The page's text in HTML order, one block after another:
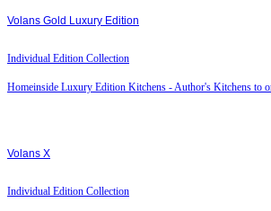
Volans Gold Luxury Edition
Individual Edition Collection
Homeinside Luxury Edition Kitchens - Author's Kitchens to
Volans X
Individual Edition Collection